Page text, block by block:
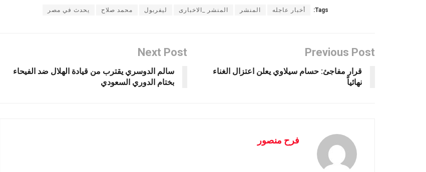
Tags: أخبار عاجله المنشر المنشر _الاخبارى ليفربول محمد صلاح يحدث في مصر
Previous Post
قرار مفاجئ: حسام سيلاوي يعلن اعتزال الغناء
نهائياً
Next Post
سالم الدوسري يقترب من قيادة الهلال ضد الفيحاء
بختام الدوري السعودي
فرح منصور